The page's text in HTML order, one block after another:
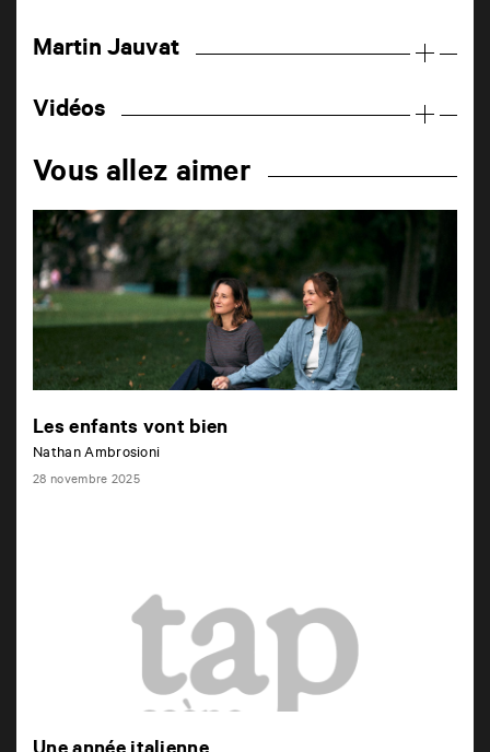
Martin Jauvat
Vidéos
Vous allez aimer
Les enfants vont bien
Nathan Ambrosioni
28 novembre 2025